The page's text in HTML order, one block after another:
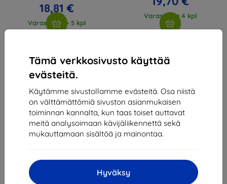
Tämä verkkosivusto käyttää
evästeitä.
Käytämme sivustollamme evästeitä. Osa niistä
on välttämättömiä sivuston asianmukaisen
toiminnan kannalta, kun taas toiset auttavat
meitä analysoimaan kävijäliikennettä sekä
mukauttamaan sisältöä ja mainontaa.
Hyväksy
18,81 €
Varastossa > 5 kpl
Varastossa 4 kpl
yhteensä .
«
Shield-SK s.r.o.